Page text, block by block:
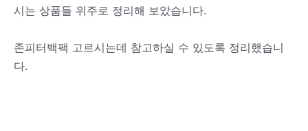
시는 상품들 위주로 정리해 보았습니다.
존피터백팩 고르시는데 참고하실 수 있도록 정리했습니
다.